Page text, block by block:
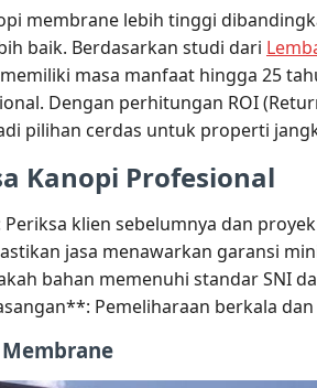
membrane lebih tinggi
baik. Berdasarkan studi dari
masa manfaat hingga 25
Dengan perhitungan ROI
pilihan cerdas untuk properti
Kanopi Profesional
klien sebelumnya dan
jasa menawarkan garansi
bahan memenuhi standar SNI
Pemeliharaan berkala